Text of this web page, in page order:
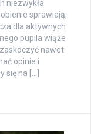
niezwykła
sprawiają,
dla aktywnych
pupila wiąże
nawet
opinie i
się na […]